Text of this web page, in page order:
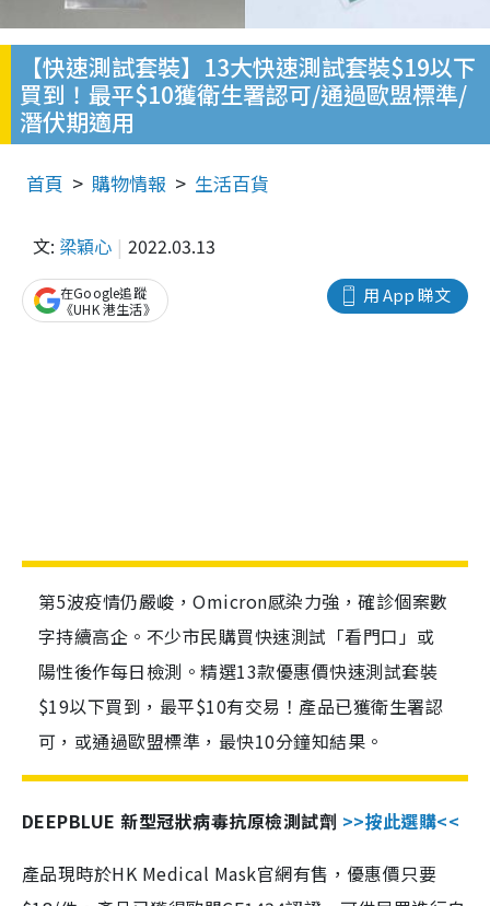
【快速測試套裝】13大快速測試套裝$19以下
買到！最平$10獲衛生署認可/通過歐盟標準/
潛伏期適用
首頁 購物情報 生活百貨
文: 梁穎心 2022.03.13
用 App 睇文
在Google追蹤
《UHK 港生活》
第5波疫情仍嚴峻，Omicron感染力強，確診個案數
字持續高企。不少市民購買快速測試「看門口」或
陽性後作每日檢測。精選13款優惠價快速測試套裝
$19以下買到，最平$10有交易！產品已獲衛生署認
可，或通過歐盟標準，最快10分鐘知結果。
DEEPBLUE 新型冠狀病毒抗原檢測試劑 >>按此選購<<
產品現時於HK Medical Mask官網有售，優惠價只要